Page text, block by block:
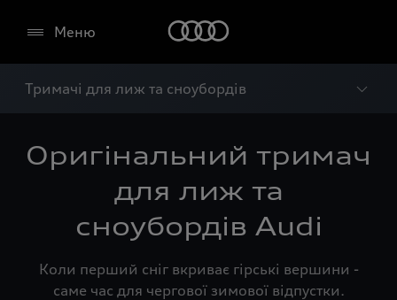
Меню
Тримачі для лиж та сноубордів
Оригінальний тримач
для лиж та
сноубордів Audi
Коли перший сніг вкриває гірські вершини -
саме час для чергової зимової відпустки.